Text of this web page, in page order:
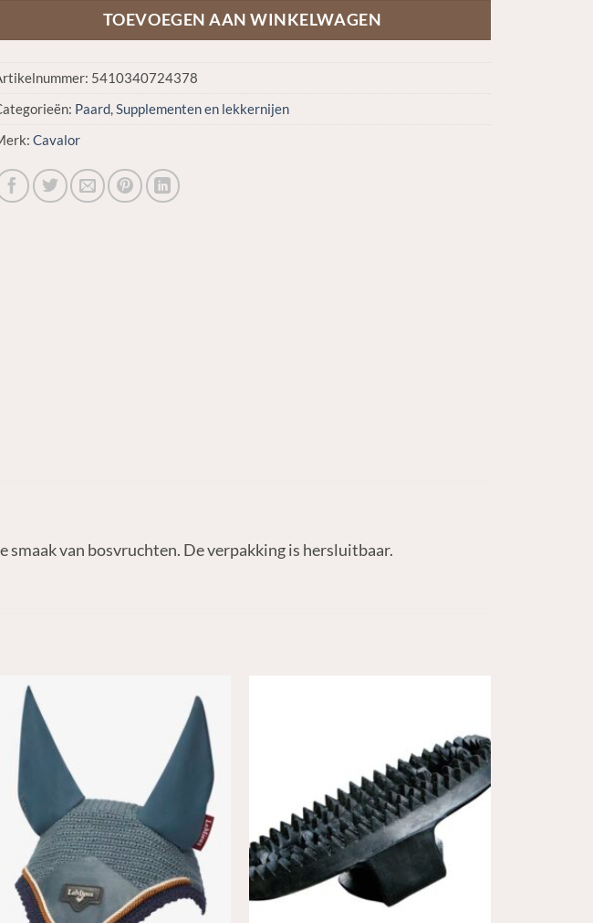
TOEVOEGEN AAN WINKELWAGEN
5410340724378
Paard,Supplementen en lekkernijen
Cavalor
smaak van bosvruchten. De verpakking is hersluitbaar.